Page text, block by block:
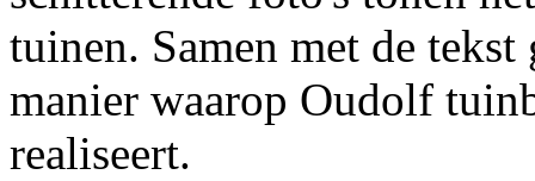
tuinen. Samen met de
manier waarop Oudolf
realiseert.